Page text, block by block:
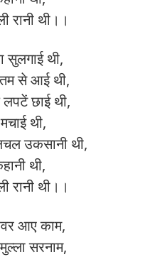
रानी थी।।
सुलगाई थी,
से आई थी,
छाई थी,
थी,
उकसानी थी,
थी,
रानी थी।।
आए काम,
सरनाम,